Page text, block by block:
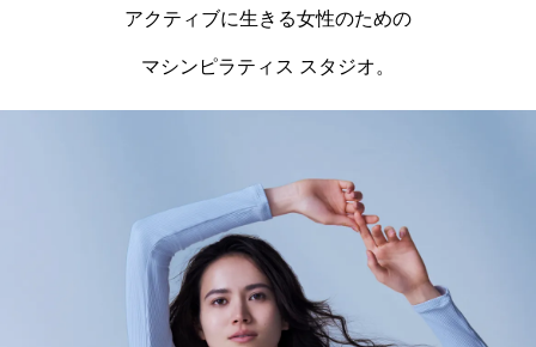
アクティブに生きる女性のための
マシンピラティス スタジオ。